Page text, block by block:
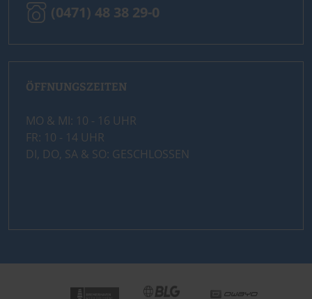
(0471) 48 38 29-0
ÖFFNUNGSZEITEN
MO & MI: 10 - 16 UHR
FR: 10 - 14 UHR
DI, DO, SA & SO: GESCHLOSSEN